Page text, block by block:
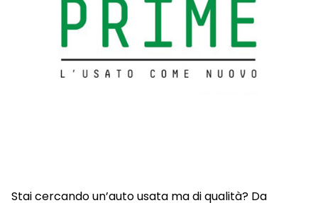
Stai cercando un’auto usata ma di qualità? Da